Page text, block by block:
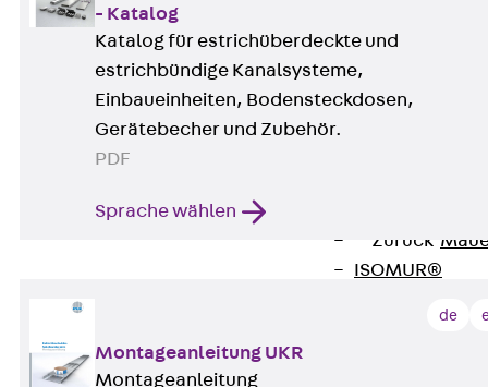
ISOPRO®
Zurück
ISOMUR®
Software
- Katalog
Katalog für estrichüberdeckte und
estrichbündige Kanalsysteme,
Einbaueinheiten, Bodensteckdosen,
Gerätebecher und Zubehör.
PDF
Sprache wählen
de
Montageanleitung UKR
Montageanleitung